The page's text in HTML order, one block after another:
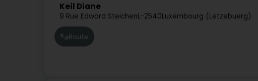
Keil Diane
9 Rue Edward SteichenL-2540Luxembourg (Lëtzebuerg)
Route